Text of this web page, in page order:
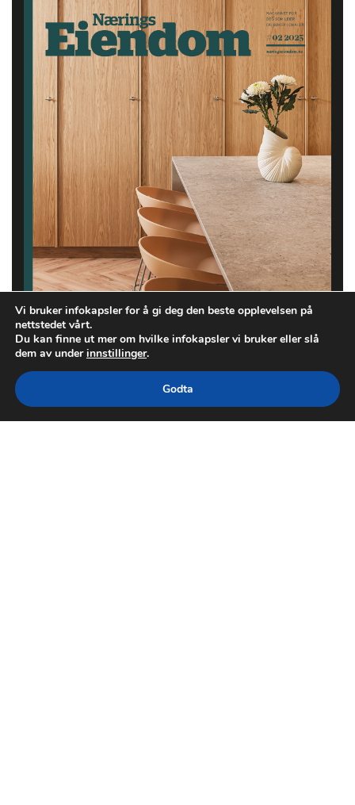
Vi bruker infokapsler for å gi deg den beste opplevelsen på
nettstedet vårt.
Du kan finne ut mer om hvilke infokapsler vi bruker eller slå
dem av underinnstillinger.
Godta